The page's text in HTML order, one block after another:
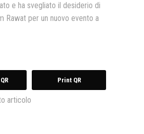
e ha svegliato il desiderio di
Rawat per un nuovo evento a
Print QR
articolo